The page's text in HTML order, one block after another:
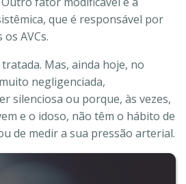
que é responsável por
AVCs.
Mas, ainda hoje, no
negligenciada,
silenciosa ou porque, às vezes,
e o idoso, não têm o hábito de
de medir a sua pressão arterial.